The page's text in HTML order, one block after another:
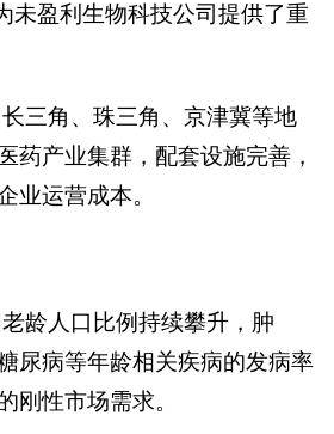
未盈利生物科技公司提供了重
三角、珠三角、京津冀等地
药产业集群，配套设施完善，
业运营成本。
龄人口比例持续攀升，肿
尿病等年龄相关疾病的发病率
刚性市场需求。